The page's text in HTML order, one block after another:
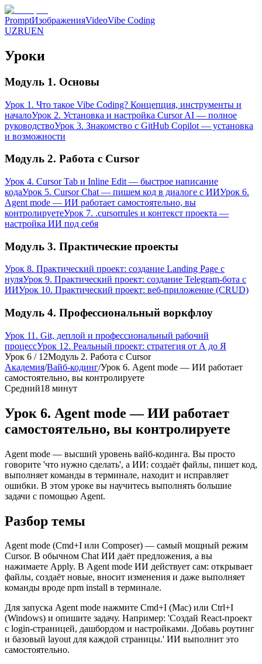
PromptИзображенияVideoVibe Coding
UZRUEN
Уроки
Модуль 1. Основы
Урок 1. Что такое Vibe Coding? Концепция, инструменты и
началоУрок 2. Установка и настройка Cursor AI — полное
руководствоУрок 3. Знакомство с GitHub Copilot — установка
и возможности
Модуль 2. Работа с Cursor
Урок 4. Cursor Tab и Inline Edit — быстрое написание
кодаУрок 5. Cursor Chat — пишем код в диалоге с ИИУрок 6.
Agent mode — ИИ работает самостоятельно, вы
контролируетеУрок 7. .cursorrules и контекст проекта —
настройка ИИ под себя
Модуль 3. Практические проекты
Урок 8. Практический проект: создание Landing Page с
нуляУрок 9. Практический проект: создание Telegram-бота с
ИИУрок 10. Практический проект: веб-приложение (CRUD)
Модуль 4. Профессиональный воркфлоу
Урок 11. Git, деплой и профессиональный рабочий
процессУрок 12. Реальный проект: стратегия от А до Я
Урок 6 / 12Модуль 2. Работа с Cursor
Академия/Вайб-кодинг/Урок 6. Agent mode — ИИ работает
самостоятельно, вы контролируете
Средний18 минут
Урок 6. Agent mode — ИИ работает
самостоятельно, вы контролируете
Agent mode — высший уровень вайб-кодинга. Вы просто
говорите 'что нужно сделать', а ИИ: создаёт файлы, пишет код,
выполняет команды в терминале, находит и исправляет
ошибки. В этом уроке вы научитесь выполнять большие
задачи с помощью Agent.
Разбор темы
Agent mode (Cmd+I или Composer) — самый мощный режим
Cursor. В обычном Chat ИИ даёт предложения, а вы
нажимаете Apply. В Agent mode ИИ действует сам: открывает
файлы, создаёт новые, вносит изменения и даже выполняет
команды вроде npm install в терминале.
Для запуска Agent mode нажмите Cmd+I (Mac) или Ctrl+I
(Windows) и опишите задачу. Например: 'Создай React-проект
с login-страницей, дашбордом и настройками. Добавь роутинг
и базовый layout для каждой страницы.' ИИ выполнит это
самостоятельно.